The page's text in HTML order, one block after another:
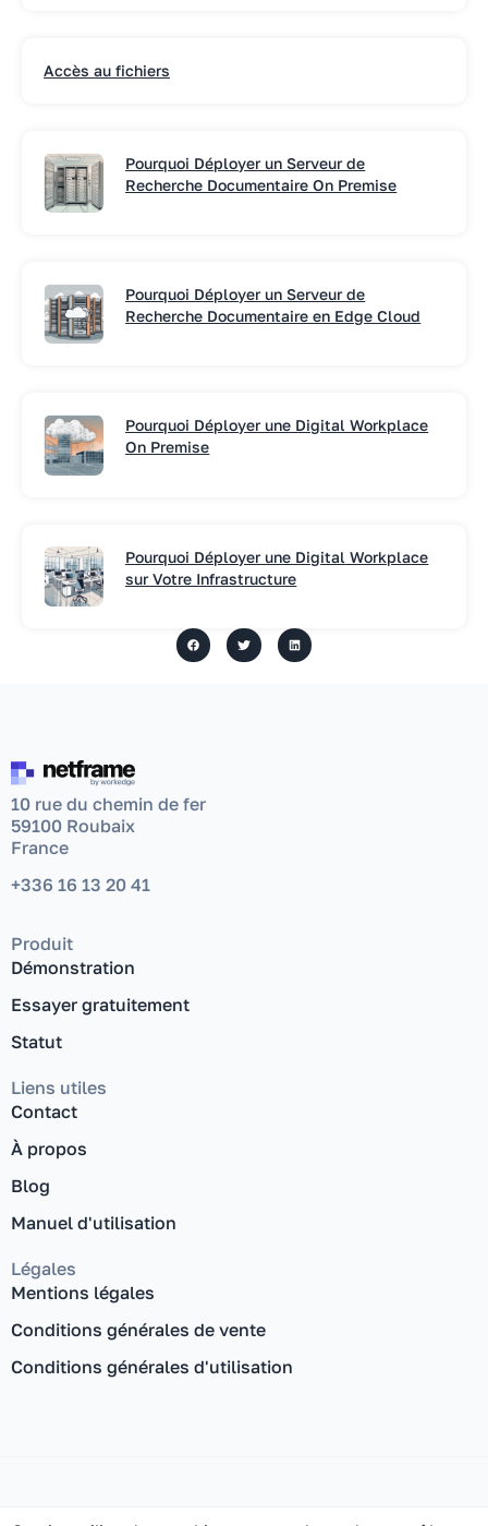
Accès au fichiers
Pourquoi Déployer un Serveur de
Recherche Documentaire On Premise
Pourquoi Déployer un Serveur de
Recherche Documentaire en Edge Cloud
Pourquoi Déployer une Digital Workplace
On Premise
Pourquoi Déployer une Digital Workplace
sur Votre Infrastructure
10 rue du chemin de fer
59100 Roubaix
France
+336 16 13 20 41
Produit
Démonstration
Essayer gratuitement
Statut
Liens utiles
Contact
À propos
Blog
Manuel d'utilisation
Légales
Mentions légales
Conditions générales de vente
Conditions générales d'utilisation